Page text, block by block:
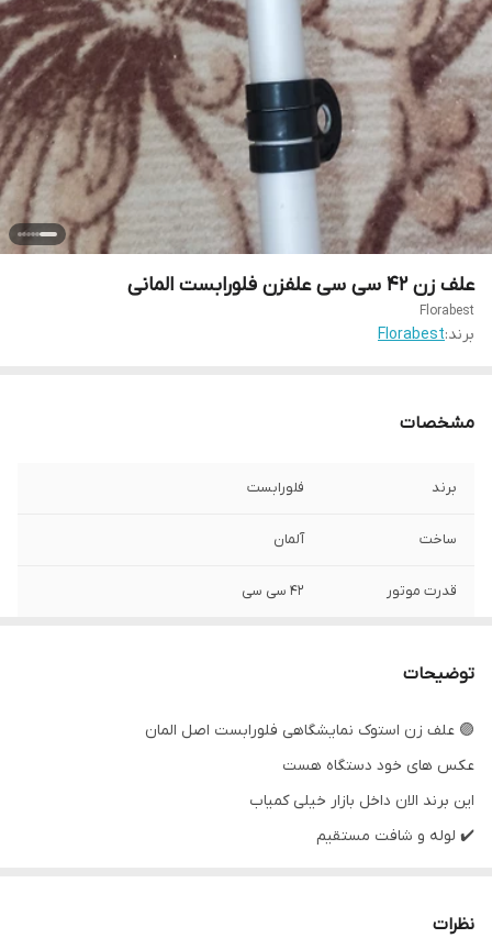
علف زن ۴۲ سی سی علفزن فلورابست المانی
Florabest
برند:Florabest
مشخصات
برند فلورابست
ساخت آلمان
قدرت موتور ۴۲ سی سی
توضیحات
🟣 علف زن استوک نمایشگاهی فلورابست اصل المان
عکس های خود دستگاه هست
این برند الان داخل بازار خیلی کمیاب
✔️ لوله و شافت مستقیم
نظرات